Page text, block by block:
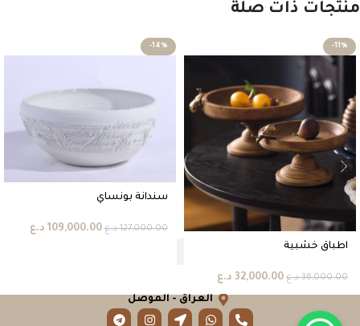
منتجات ذات صلة
-11%
اطباق خشبية
36,000.00 د.ع 32,000.00 د.ع
-14%
سندانة بونساي
127,000.00 د.ع 109,000.00 د.ع
العراق - الموصل